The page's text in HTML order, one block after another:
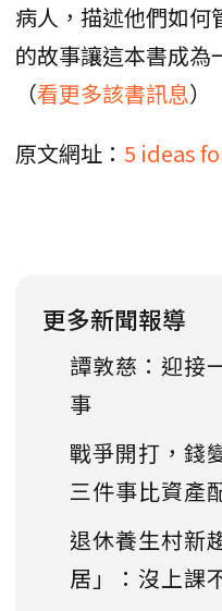
病人，描述他們如何
的故事讓這本書成為
（看更多該書訊息）
原文網址： 5 ideas
更多新聞報導
譚敦慈：迎接
事
戰爭開打，錢
三件事比資產
退休養生村新
居」：沒上課